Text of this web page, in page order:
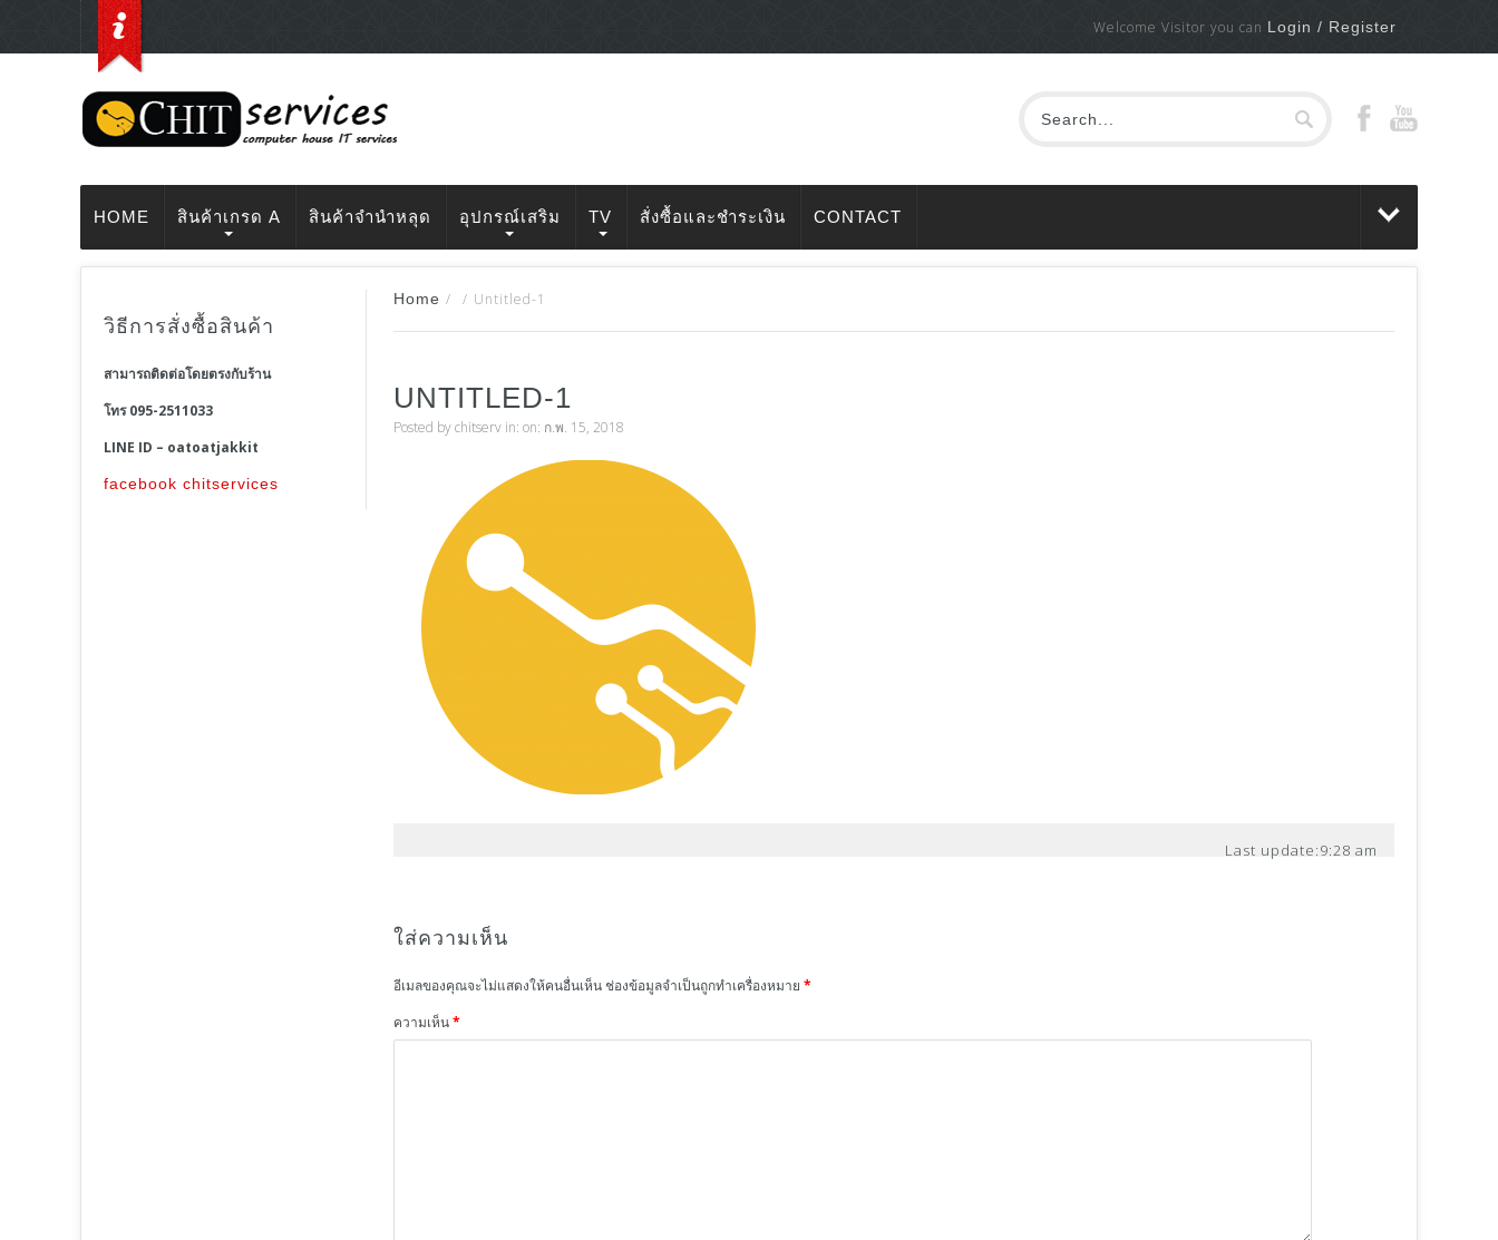
Welcome Visitor you can Login / Register
HOME สินค้าเกรด A สินค้าจำนำหลุด อุปกรณ์เสริม TV สั่งซื้อและชำระเงิน CONTACT
วิธีการสั่งซื้อสินค้า
สามารถติดต่อโดยตรงกับร้าน
โทร 095-2511033
LINE ID – oatoatjakkit
facebook chitservices
Home / / Untitled-1
UNTITLED-1
Posted bychitserv in: on: ก.พ. 15, 2018
Last update:9:28 am
ใส่ความเห็น
อีเมลของคุณจะไม่แสดงให้คนอื่นเห็นช่องข้อมูลจำเป็นถูกทำเครื่องหมาย *
ความเห็น*